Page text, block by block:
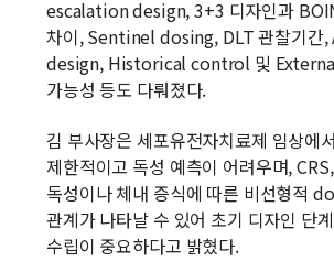
escalation design, 3+3 디자인과
차이, Sentinel dosing, DLT 관찰기간
design, Historical control 및
가능성 등도 다뤄졌다.
김 부사장은 세포유전자치료제 임상에
제한적이고 독성 예측이 어려우며,
독성이나 체내 증식에 따른 비선형적
관계가 나타날 수 있어 초기 디자인 단
수립이 중요하다고 밝혔다.